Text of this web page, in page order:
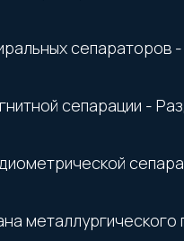
сепараторов
сепарации -